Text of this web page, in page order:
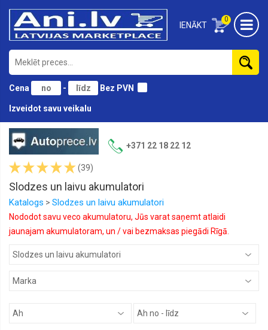
0
IENĀKT
Cena - Bez PVN
Izveidot savu veikalu
Akumulatori
automašīnām
Slodzes
un
laivu
akumulatori
Akumulatori
kravas
automašīnām
Akumulatoru
Akumulatoru
Starta
(39)
+371 22 18 22 12
Slodzes un laivu akumulatori
Katalogs > Slodzes un laivu akumulatori
Nododot savu veco akumulatoru, Jūs varat saņemt atlaidi
jaunajam akumulatoram, un / vai bezmaksas piegādi Rīgā.